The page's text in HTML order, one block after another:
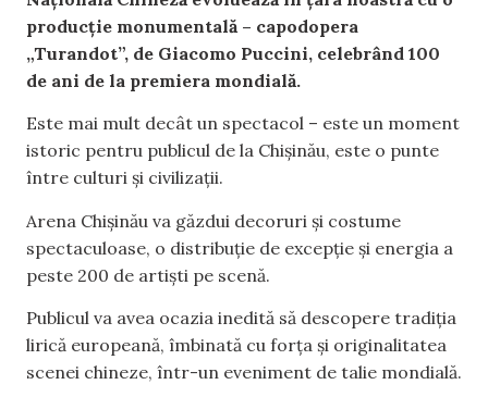
producție monumentală – capodopera
„Turandot”, de Giacomo Puccini, celebrând 100
de ani de la premiera mondială.
Este mai mult decât un spectacol – este un moment
istoric pentru publicul de la Chișinău, este o punte
între culturi și civilizații.
Arena Chișinău va găzdui decoruri și costume
spectaculoase, o distribuție de excepție și energia a
peste 200 de artiști pe scenă.
Publicul va avea ocazia inedită să descopere tradiția
lirică europeană, îmbinată cu forța și originalitatea
scenei chineze, într-un eveniment de talie mondială.